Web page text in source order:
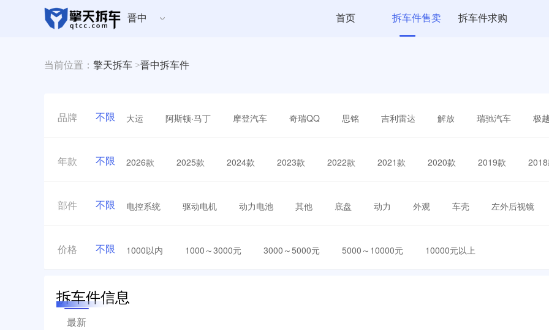
晋中 首页 拆车件售卖 拆车件求购
当前位置： 擎天拆车 >晋中拆车件
品牌 不限 大运 阿斯顿·马丁 摩登汽车 奇瑞QQ 思铭 吉利雷达 解放 瑞驰汽车 极
年款 不限 2026款 2025款 2024款 2023款 2022款 2021款 2020款 2019款
部件 不限 电控系统 驱动电机 动力电池 其他 底盘 动力 外观 车壳 左外后视镜
价格 不限 1000以内 1000～3000元 3000～5000元 5000～10000元 10000元以上
拆车件信息
最新